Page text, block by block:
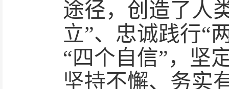
途径，创造了人
立”、忠诚践行“
“四个自信”，坚
坚持不懈、务实